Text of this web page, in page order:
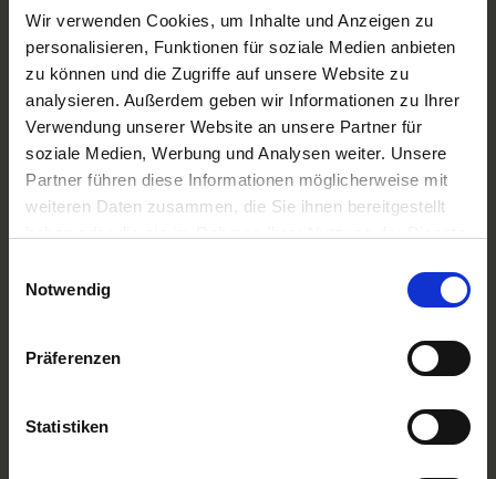
Wir verwenden Cookies, um Inhalte und Anzeigen zu
personalisieren, Funktionen für soziale Medien anbieten
zu können und die Zugriffe auf unsere Website zu
analysieren. Außerdem geben wir Informationen zu Ihrer
Verwendung unserer Website an unsere Partner für
soziale Medien, Werbung und Analysen weiter. Unsere
Partner führen diese Informationen möglicherweise mit
weiteren Daten zusammen, die Sie ihnen bereitgestellt
Notwendig
Präferenzen
Statistiken
Nicko Cruises Flussreisen
PLANTOURS Kreuzfahrten
AMADEUS Flusskreuzfahrten
1AVista Flussreisen
TOP Reiseziele
Flussreisen Deutschland
Flusskreuzfahrt Frankreich
Flussreise Osteuropa
Asien Flusskreuzfahrten
Flusskreuzfahrten Amazonas
TOP Flussschiffe
A-ROSA Aqua
MS VistaExplorer